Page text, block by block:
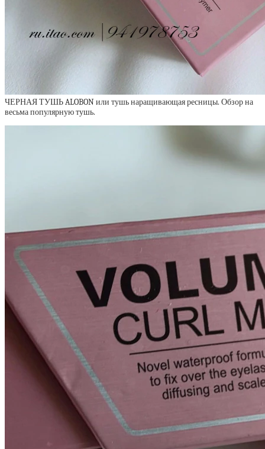
ЧЕРНАЯ ТУШЬ ALOBON или тушь наращивающая ресницы. Обзор на
весьма популярную тушь.